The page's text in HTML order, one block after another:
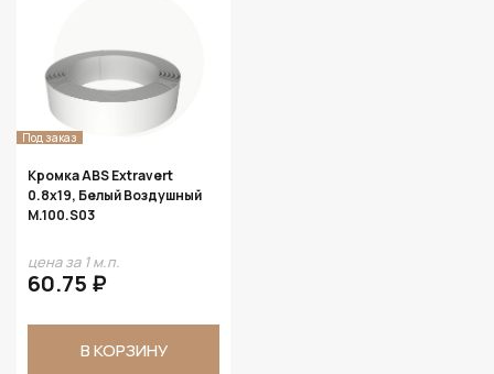
Под заказ
Кромка ABS Extravert
0.8х19, Белый Воздушный
M.100.S03
цена за 1 м.п.
60.75 ₽
В КОРЗИНУ